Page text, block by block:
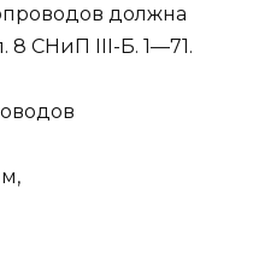
должна
8 СНиП III-Б. 1—71.